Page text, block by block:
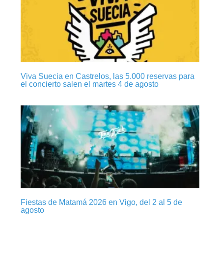
Viva Suecia en Castrelos, las 5.000 reservas para
el concierto salen el martes 4 de agosto
Fiestas de Matamá 2026 en Vigo, del 2 al 5 de
agosto